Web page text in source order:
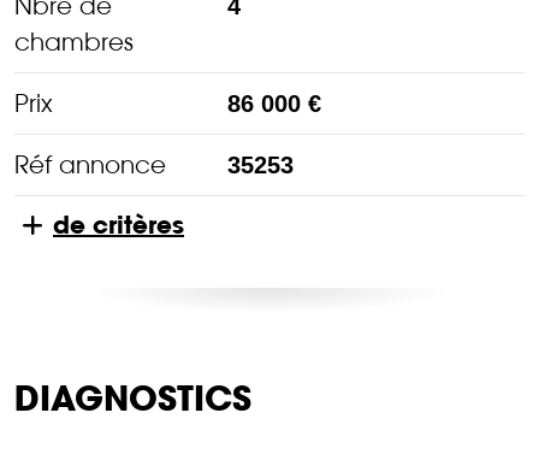
chambres
4
Prix 86 000 €
Réf annonce 35253
de critères
DIAGNOSTICS